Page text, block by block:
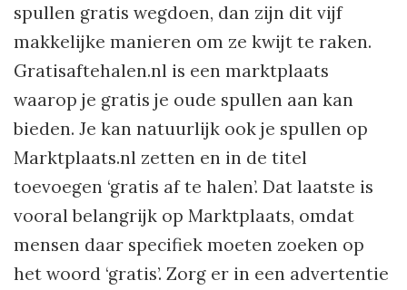
spullen gratis wegdoen, dan zijn dit vijf
makkelijke manieren om ze kwijt te raken.
Gratisaftehalen.nl is een marktplaats
waarop je gratis je oude spullen aan kan
bieden. Je kan natuurlijk ook je spullen op
Marktplaats.nl zetten en in de titel
toevoegen ‘gratis af te halen’. Dat laatste is
vooral belangrijk op Marktplaats, omdat
mensen daar specifiek moeten zoeken op
het woord ‘gratis’. Zorg er in een advertentie